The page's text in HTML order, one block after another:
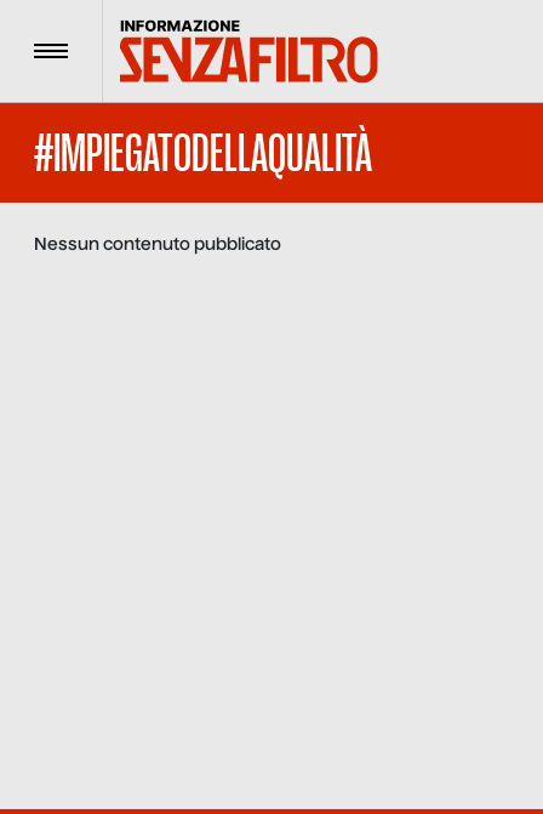
Menu
#IMPIEGATODELLAQUALITÀ
Nessun contenuto pubblicato